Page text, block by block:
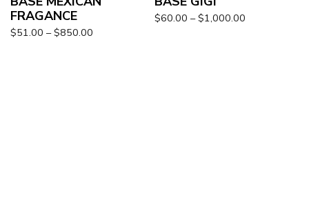
FRAGANCE
$51.00 – $850.00
$60.00 – $1,000.00